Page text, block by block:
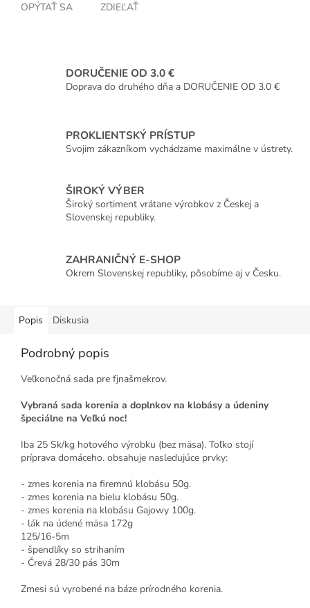
OPÝTAŤ SA ZDIEĽAŤ
DORUČENIE OD 3.0 €
Doprava do druhého dňa a DORUČENIE OD 3.0 €
PROKLIENTSKÝ PRÍSTUP
Svojim zákazníkom vychádzame maximálne v ústrety.
ŠIROKÝ VÝBER
Široký sortiment vrátane výrobkov z Českej a
Slovenskej republiky.
ZAHRANIČNÝ E-SHOP
Okrem Slovenskej republiky, pôsobíme aj v Česku.
Popis Diskusia
Podrobný popis
Veľkonočná sada pre fjnašmekrov.
Vybraná sada korenia a doplnkov na klobásy a údeniny
špeciálne na Veľkú noc!
Iba 25 Sk/kg hotového výrobku (bez mäsa). Toľko stojí
príprava domáceho. obsahuje nasledujúce prvky:
- zmes korenia na firemnú klobásu 50g.
- zmes korenia na bielu klobásu 50g.
- zmes korenia na klobásu Gajowy 100g.
- lák na údené mäsa 172g
125/16-5m
- špendlíky so strihaním
- Črevá 28/30 pás 30m
Zmesi sú vyrobené na báze prírodného korenia.